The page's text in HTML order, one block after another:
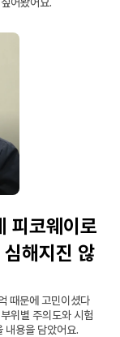
피코웨이로
해지진 않
때문에 고민이셨다
위별 주의도와 시험
내용을 담았어요.